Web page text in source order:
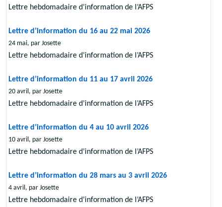
Lettre hebdomadaire d’information de l’AFPS
Lettre d’information du 16 au 22 mai 2026
24 mai, par Josette
Lettre hebdomadaire d’information de l’AFPS
Lettre d’information du 11 au 17 avril 2026
20 avril, par Josette
Lettre hebdomadaire d’information de l’AFPS
Lettre d’information du 4 au 10 avril 2026
10 avril, par Josette
Lettre hebdomadaire d’information de l’AFPS
Lettre d’information du 28 mars au 3 avril 2026
4 avril, par Josette
Lettre hebdomadaire d’information de l’AFPS